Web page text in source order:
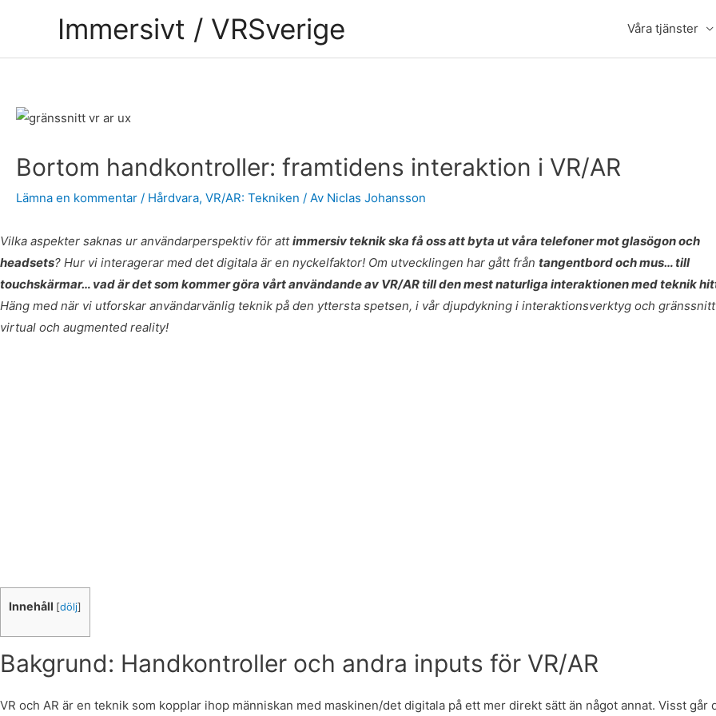
Immersivt / VRSverige Våra tjänster
Bortom handkontroller: framtidens interaktion i VR/AR
Lämna en kommentar / Hårdvara, VR/AR: Tekniken / Av Niclas Johansson
Vilka aspekter saknas ur användarperspektiv för attimmersiv teknik ska få oss att byta ut våra telefoner mot glasögon och
headsets? Hur vi interagerar med det digitala är en nyckelfaktor! Om utvecklingen har gått från tangentbord och mus… till
touchskärmar… vad är det som kommer göra vårt användande av VR/AR till den mest naturliga interaktionen med teknik
Häng med när vi utforskar användarvänlig teknik på den yttersta spetsen, i vår djupdykning i interaktionsverktyg och
virtual och augmented reality!
Innehåll [dölj]
Bakgrund: Handkontroller och andra inputs för VR/AR
VR och AR är en teknik som kopplar ihop människan med maskinen/det digitala på ett mer direkt sätt än något annat. Visst går